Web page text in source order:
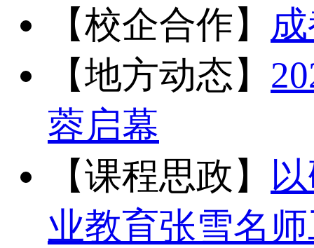
【校企合作】
【地方动态】
蓉启幕
【课程思政】
业教育张雪名